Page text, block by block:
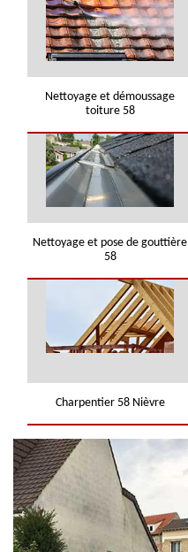
Nettoyage et démoussage
toiture 58
Nettoyage et pose de gouttière
58
Charpentier 58 Nièvre